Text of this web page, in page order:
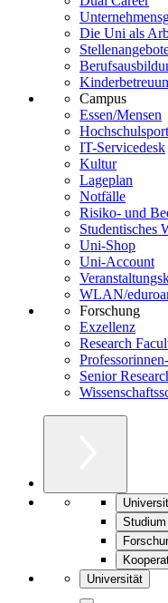
Die Uni als
Campus
Essen/Mensen
Hochschulsport
IT-Servicedesk
Kultur
Lageplan
Notfälle
Risiko- und
Studentisches
Uni-Shop
Uni-Account
WLAN/
Forschung
Exzellenz
Research
Senior
Studium
Universität